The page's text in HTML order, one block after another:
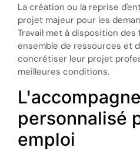
La création ou la reprise
projet majeur pour les
Travail met à disposition
ensemble de ressources et
concrétiser leur projet
meilleures conditions.
personnalisé
emploi